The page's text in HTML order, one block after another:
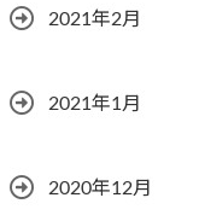
2021年2月
2021年1月
2020年12月